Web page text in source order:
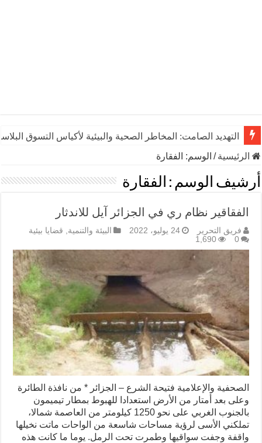
التهديد الصامت: المخاطر الصحية والبيئية لأكياس التسوق
الرئيسية/ الوسم: الفقارة
أرشيف الوسم : الفقارة
الفقاقير نظام ري في الجزائر آيل للاندثار
فريق التحرير 24 يوليو، 2022 البيئة والتنمية, قضايا بيئية
0
1,690
الصحفية والإعلامية فتيحة الشرع – الجزائر * من نافذة الطائرة
وعلى بعد أمتار من الأرض استعدادا للهبوط بمطار تيميمون
بالجنوب الغربي على نحو 1250 كيلومتر من العاصمة شمالا،
تملكني الأسى لرؤية مساحات شاسعة من الواحات ماتت نخيلها
واقفة وجفت سواقيها وطمرت تحت الرمل. يوما ما كانت هذه